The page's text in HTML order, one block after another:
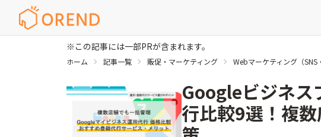
※この記事には一部PRが含まれます。
ホーム 記事一覧 販促・マーケティング Webマーケティング（SNS
Googleビジネス
行比較9選！複